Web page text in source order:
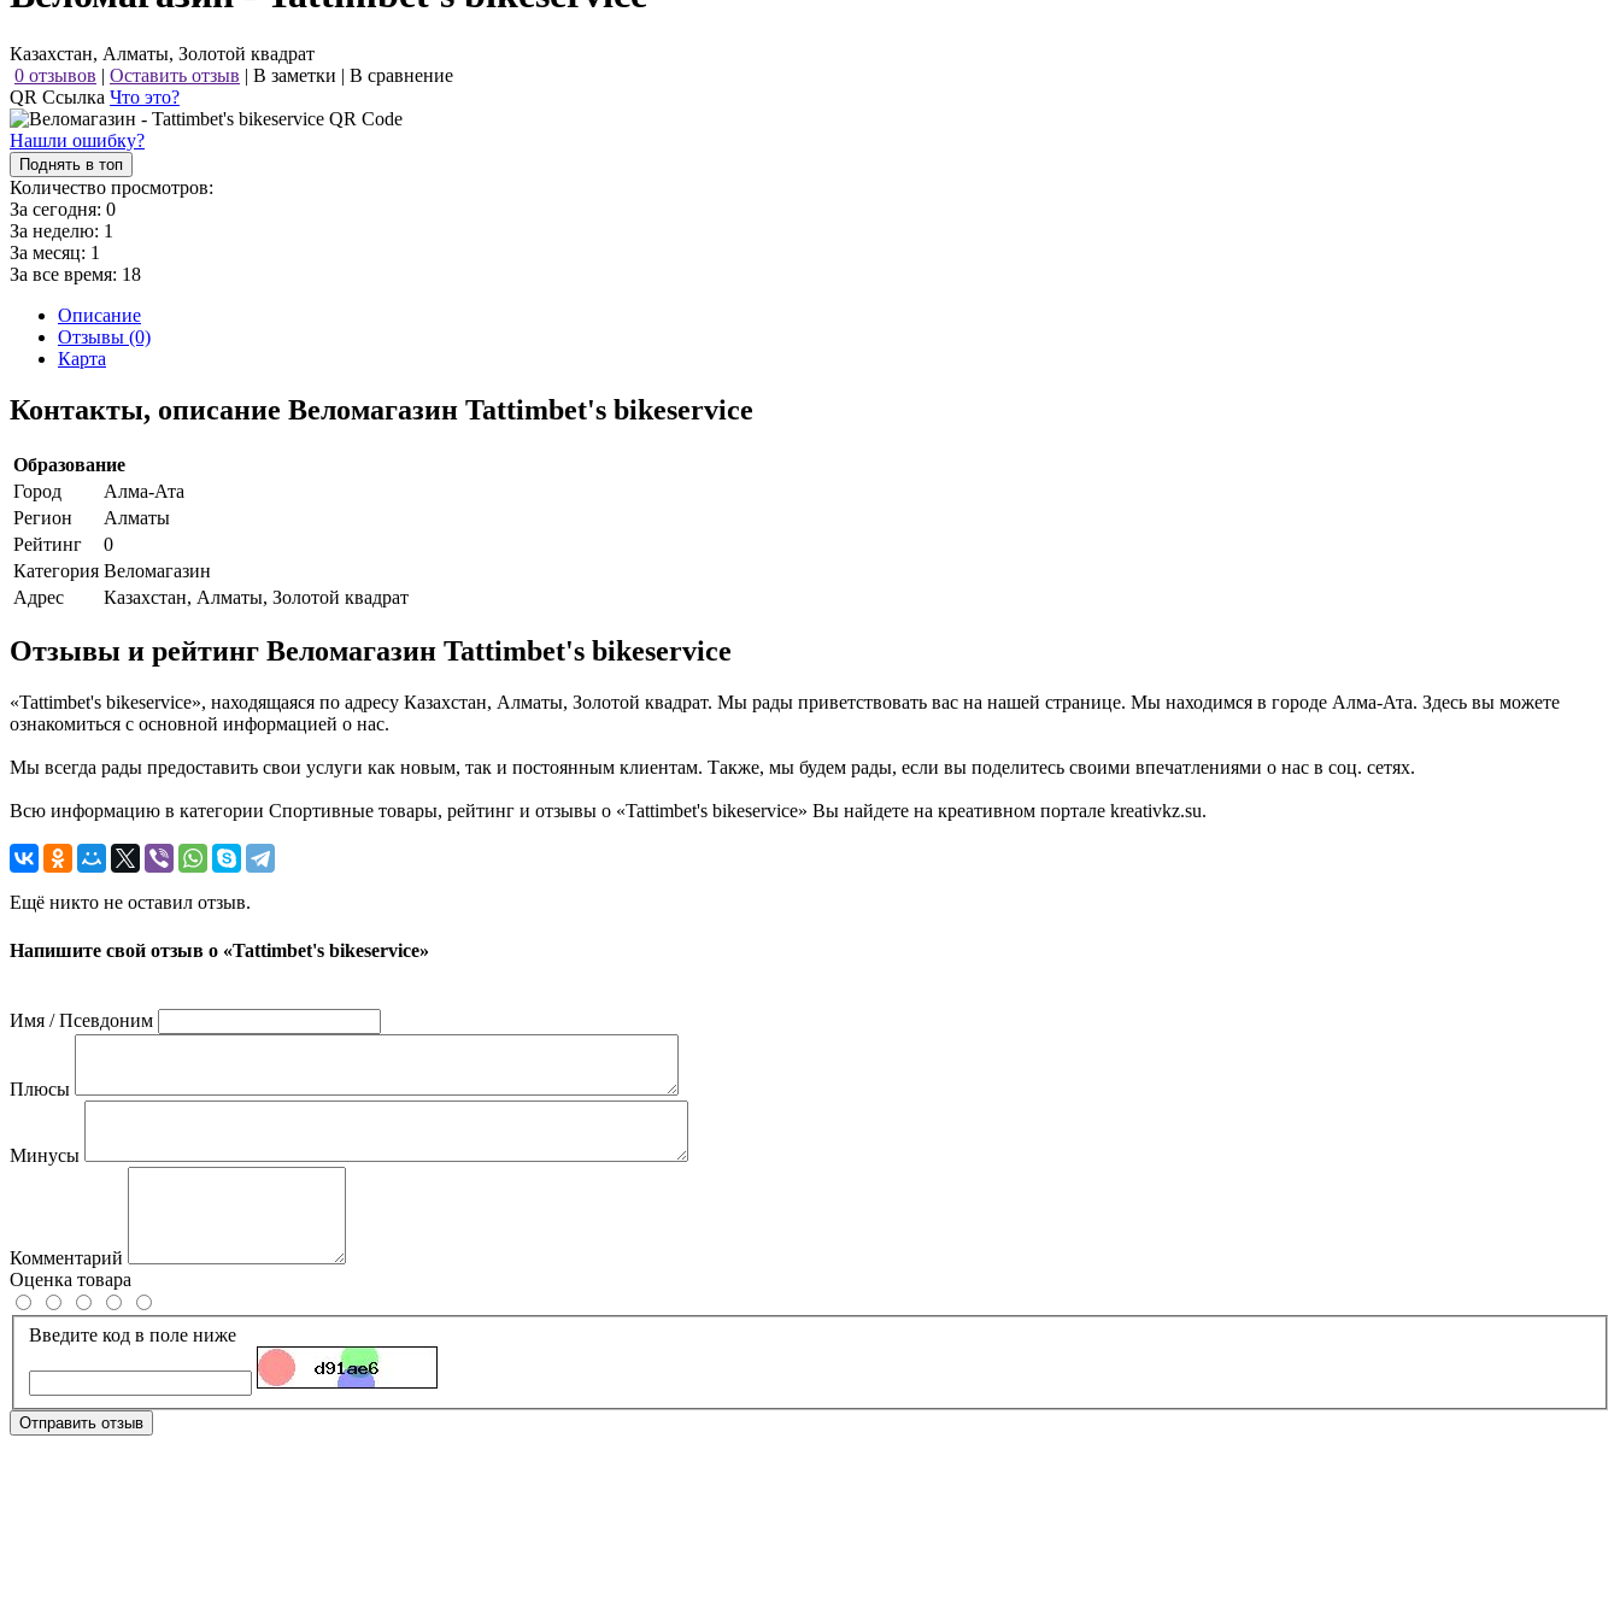
Казахстан, Алматы, Золотой квадрат
0 отзывов | Оставить отзыв | В заметки | В сравнение
QR Ссылка Что это?
Нашли ошибку?
Поднять в топ
Количество просмотров:
За сегодня: 0
За неделю: 1
За месяц: 1
За все время: 18
Описание
Отзывы (0)
Карта
Контакты, описание Веломагазин Tattimbet's bikeservice
Образование
Город
Алма-Ата
Регион
Алматы
Рейтинг
0
Категория Веломагазин
Адрес
Казахстан, Алматы, Золотой квадрат
Отзывы и рейтинг Веломагазин Tattimbet's bikeservice
«Tattimbet's bikeservice», находящаяся по адресу Казахстан, Алматы, Золотой квадрат. Мы рады приветствовать вас на нашей странице. Мы находимся в городе Алма-Ата. Здесь вы можете
ознакомиться с основной информацией о нас.
Мы всегда рады предоставить свои услуги как новым, так и постоянным клиентам. Также, мы будем рады, если вы поделитесь своими впечатлениями о нас в соц. сетях.
Всю информацию в категории Спортивные товары, рейтинг и отзывы о «Tattimbet's bikeservice» Вы найдете на креативном портале kreativkz.su.
Ещё никто не оставил отзыв.
Напишите свой отзыв о «Tattimbet's bikeservice»
Имя / Псевдоним
Плюсы
Минусы
Комментарий
Оценка товара
Введите код в поле ниже
Отправить отзыв